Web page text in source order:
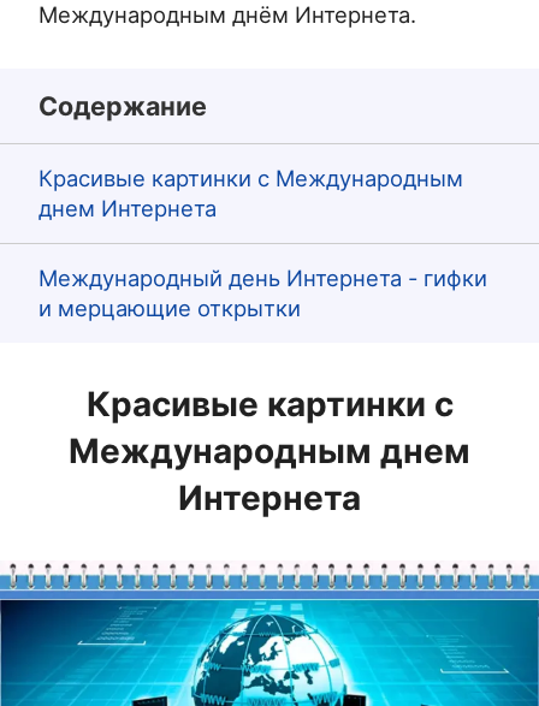
Международным днём Интернета.
Содержание
Красивые картинки с Международным
днем Интернета
Международный день Интернета - гифки
и мерцающие открытки
Красивые картинки с
Международным днем
Интернета